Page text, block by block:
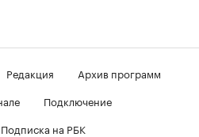
Редакция
Архив программ
Подключение
Подписка на РБК